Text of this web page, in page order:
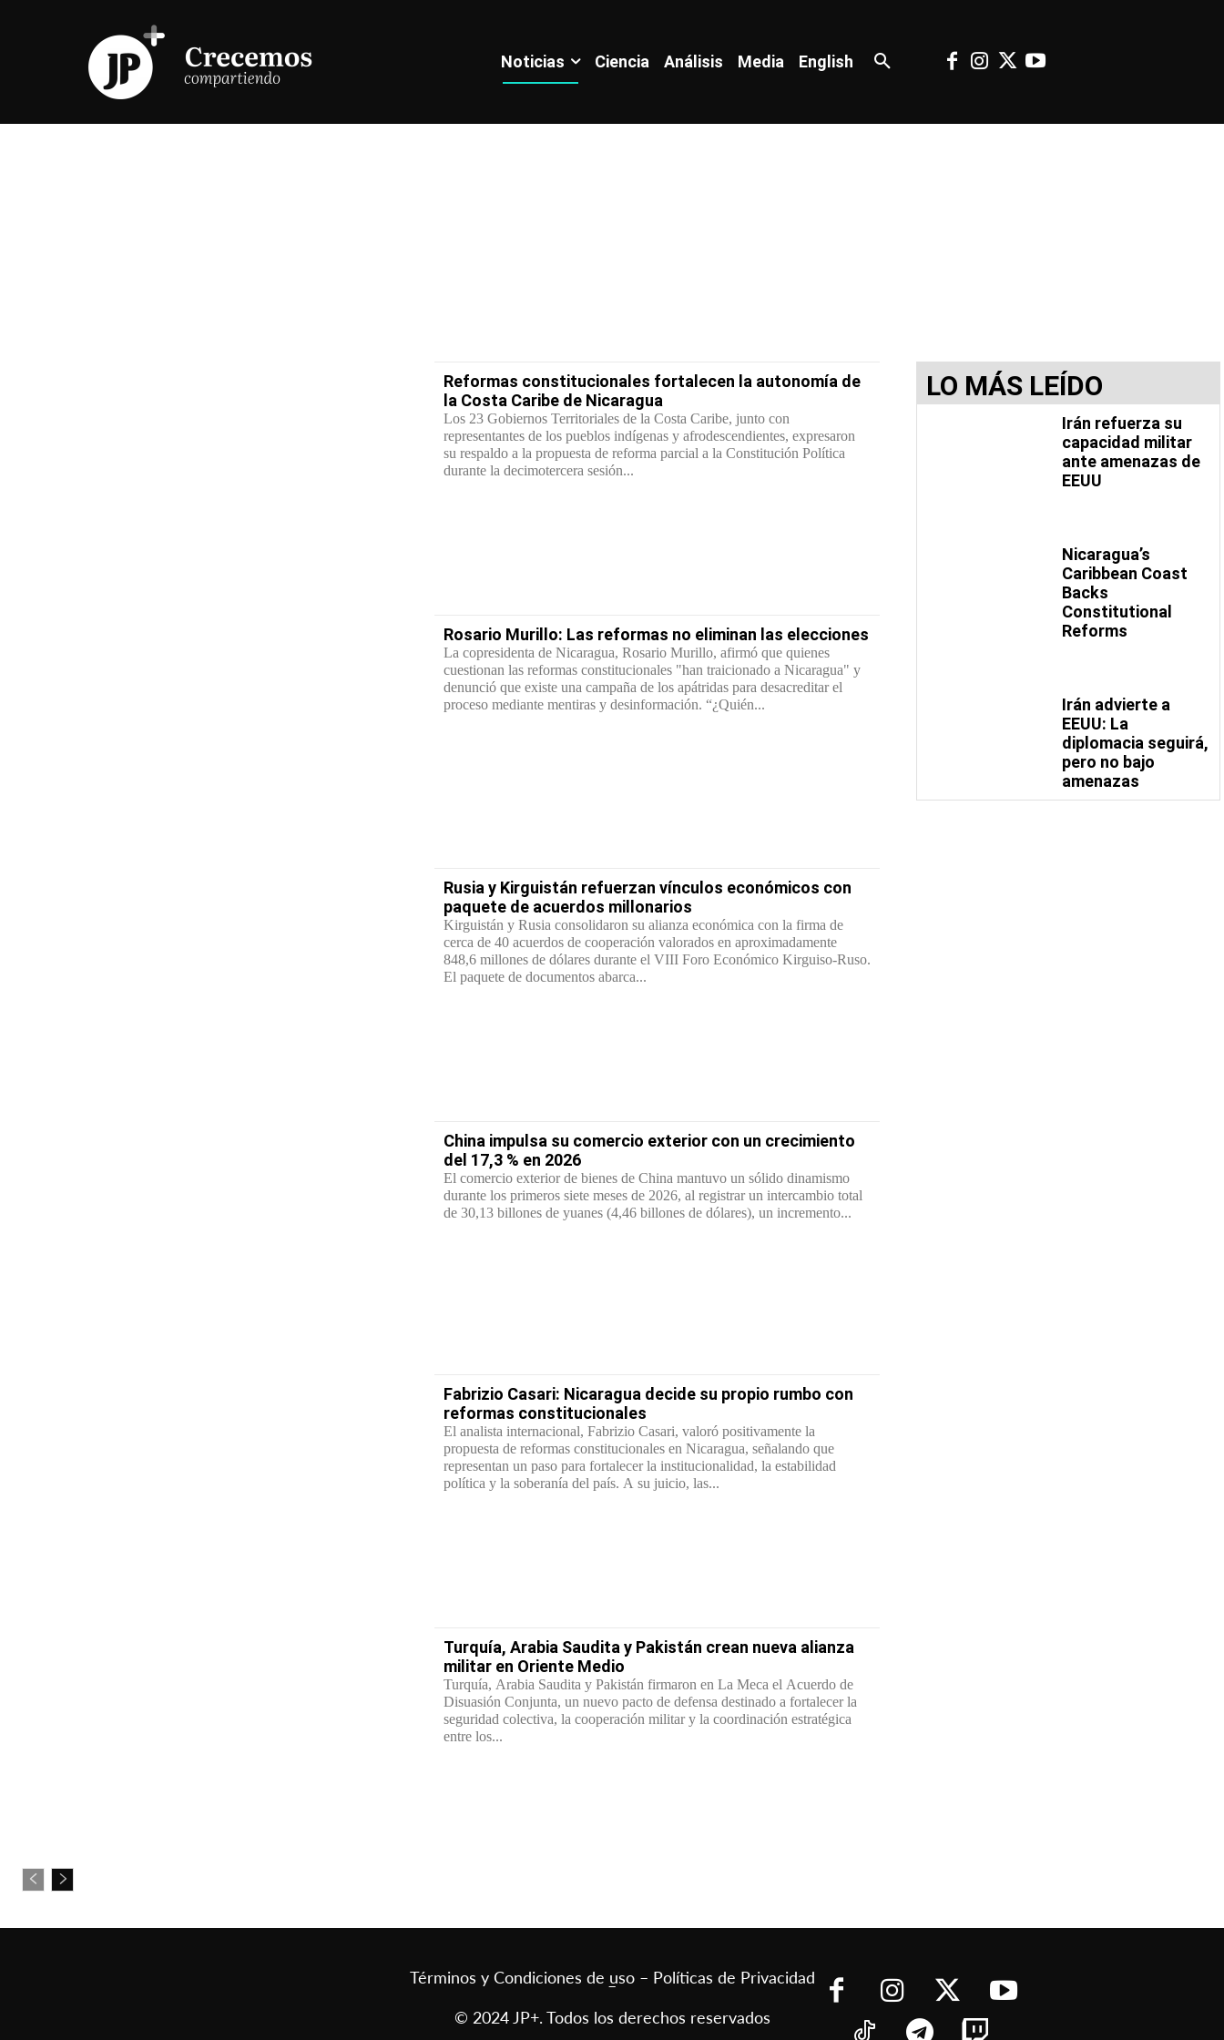
Noticias Ciencia Análisis Media English
Reformas constitucionales fortalecen la autonomía de
la Costa Caribe de Nicaragua
Los 23 Gobiernos Territoriales de la Costa Caribe, junto con
representantes de los pueblos indígenas y afrodescendientes, expresaron
su respaldo a la propuesta de reforma parcial a la Constitución Política
durante la decimotercera sesión...
Rosario Murillo: Las reformas no eliminan las elecciones
La copresidenta de Nicaragua, Rosario Murillo, afirmó que quienes
cuestionan las reformas constitucionales "han traicionado a Nicaragua" y
denunció que existe una campaña de los apátridas para desacreditar el
proceso mediante mentiras y desinformación. “¿Quién...
Rusia y Kirguistán refuerzan vínculos económicos con
paquete de acuerdos millonarios
Kirguistán y Rusia consolidaron su alianza económica con la firma de
cerca de 40 acuerdos de cooperación valorados en aproximadamente
848,6 millones de dólares durante el VIII Foro Económico Kirguiso-Ruso.
El paquete de documentos abarca...
China impulsa su comercio exterior con un crecimiento
del 17,3 % en 2026
El comercio exterior de bienes de China mantuvo un sólido dinamismo
durante los primeros siete meses de 2026, al registrar un intercambio total
de 30,13 billones de yuanes (4,46 billones de dólares), un incremento...
Fabrizio Casari: Nicaragua decide su propio rumbo con
reformas constitucionales
El analista internacional, Fabrizio Casari, valoró positivamente la
propuesta de reformas constitucionales en Nicaragua, señalando que
representan un paso para fortalecer la institucionalidad, la estabilidad
política y la soberanía del país. A su juicio, las...
Turquía, Arabia Saudita y Pakistán crean nueva alianza
militar en Oriente Medio
Turquía, Arabia Saudita y Pakistán firmaron en La Meca el Acuerdo de
Disuasión Conjunta, un nuevo pacto de defensa destinado a fortalecer la
seguridad colectiva, la cooperación militar y la coordinación estratégica
entre los...
LO MÁS LEÍDO
Irán refuerza su
capacidad militar
ante amenazas de
EEUU
Nicaragua’s
Caribbean Coast
Backs
Constitutional
Reforms
Irán advierte a
EEUU: La
diplomacia seguirá,
pero no bajo
amenazas
Términos y Condiciones de uso – Políticas de Privacidad
–
© 2024 JP+. Todos los derechos reservados